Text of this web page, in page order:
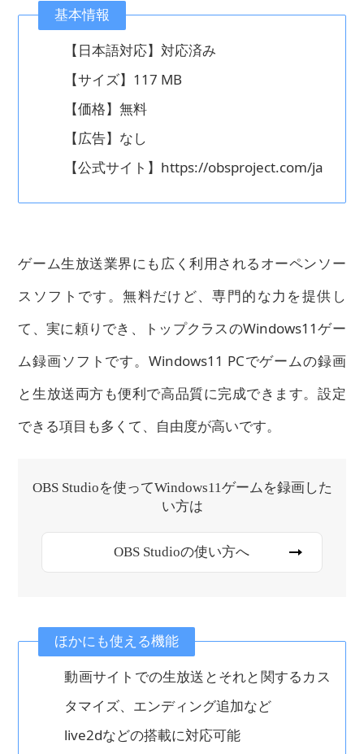
基本情報
【日本語対応】対応済み
【サイズ】117 MB
【価格】無料
【広告】なし
【公式サイト】https://obsproject.com/ja
ゲーム生放送業界にも広く利用されるオーペンソー
スソフトです。無料だけど、専門的な力を提供し
て、実に頼りでき、トップクラスのWindows11ゲー
ム録画ソフトです。Windows11 PCでゲームの録画
と生放送両方も便利で高品質に完成できます。設定
できる項目も多くて、自由度が高いです。
OBS Studioを使ってWindows11ゲームを録画した
い方は
OBS Studioの使い方へ
ほかにも使える機能
動画サイトでの生放送とそれと関するカス
タマイズ、エンディング追加など
live2dなどの搭載に対応可能